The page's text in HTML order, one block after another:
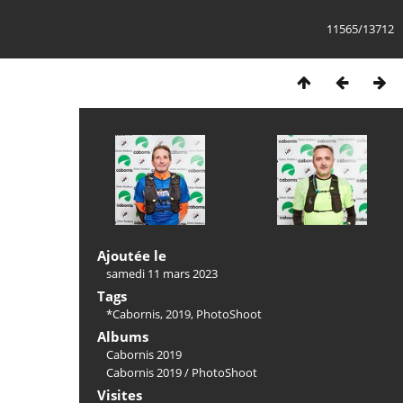
11565/13712
Ajoutée le
samedi 11 mars 2023
Tags
*Cabornis,2019, PhotoShoot
Albums
Cabornis 2019
Cabornis 2019/ PhotoShoot
Visites